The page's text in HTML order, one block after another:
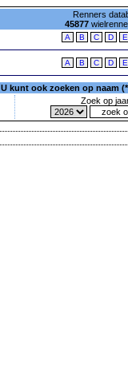
Renners
45877
A B C D E
A B C D E
U kunt ook zoeken op naam
Zoek op